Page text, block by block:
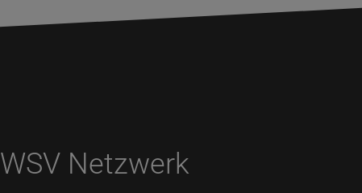
WSV Netzwerk